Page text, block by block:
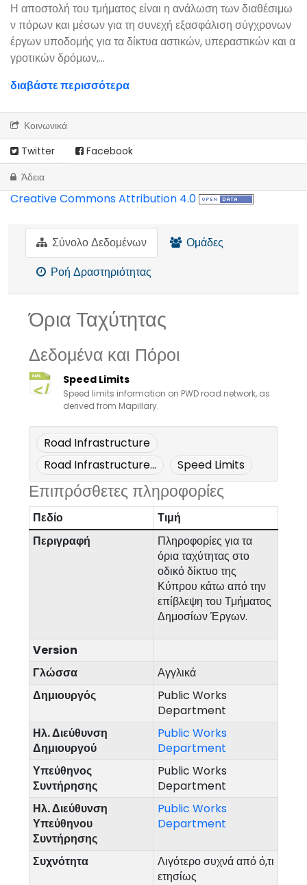
Η αποστολή του τμήματος είναι η ανάλωση των διαθέσιμω
ν πόρων και μέσων για τη συνεχή εξασφάλιση σύγχρονων
έργων υποδομής για τα δίκτυα αστικών, υπεραστικών και α
γροτικών δρόμων,...
διαβάστε περισσότερα
Κοινωνικά
Twitter
Facebook
Άδεια
Creative Commons Attribution 4.0
Σύνολο Δεδομένων
Ομάδες
Ροή Δραστηριότητας
Όρια Ταχύτητας
Δεδομένα και Πόροι
Speed Limits
Speed limits information on PWD road network, as
derived from Mapillary.
Road Infrastructure
Road Infrastructure...
Speed Limits
Επιπρόσθετες πληροφορίες
Πεδίο
Τιμή
Περιγραφή
Πληροφορίες για τα
όρια ταχύτητας στο
οδικό δίκτυο της
Κύπρου κάτω από την
επίβλεψη του Τμήματος
Δημοσίων Έργων.
Version
Γλώσσα
Αγγλικά
Δημιουργός
Public Works
Department
Ηλ. Διεύθυνση
Δημιουργού
Public Works
Department
Υπεύθηνος
Συντήρησης
Public Works
Department
Ηλ. Διεύθυνση
Υπεύθηνου
Συντήρησης
Public Works
Department
Συχνότητα
Λιγότερο συχνά από ό,τι
ετησίως